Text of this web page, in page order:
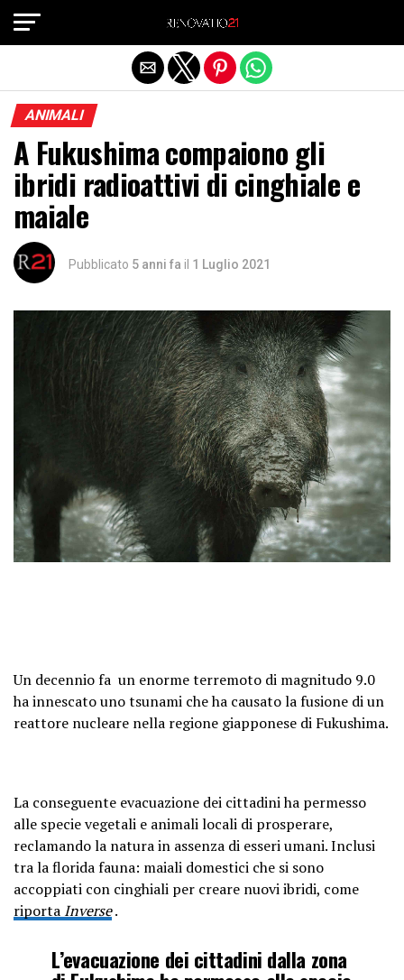
ANIMALI
A Fukushima compaiono gli
ibridi radioattivi di cinghiale e
maiale
Pubblicato 5 anni fa il 1 Luglio 2021
Un decennio fa un enorme terremoto di magnitudo 9.0
ha innescato uno tsunami che ha causato la fusione di un
reattore nucleare nella regione giapponese di Fukushima.
La conseguente evacuazione dei cittadini ha permesso
alle specie vegetali e animali locali di prosperare,
reclamando la natura in assenza di esseri umani. Inclusi
tra la florida fauna: maiali domestici che si sono
accoppiati con cinghiali per creare nuovi ibridi, come
riporta Inverse.
L’evacuazione dei cittadini dalla zona
Exit mobile version